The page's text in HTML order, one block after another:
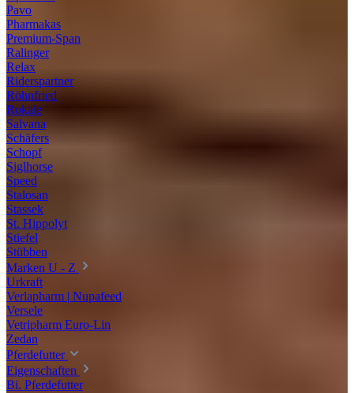
Pavo
Pharmakas
Premium-Span
Ralinger
Relax
Riderspartner
Röhnfried
Rokale
Salvana
Schäfers
Schopf
Siglhorse
Speed
Stalosan
Stassek
St. Hippolyt
Stiefel
Stübben
Marken U - Z
Urkraft
Verlapharm | Nupafeed
Versele
Vetripharm Euro-Lin
Zedan
Pferdefutter
Eigenschaften
Bi. Pferdefutter